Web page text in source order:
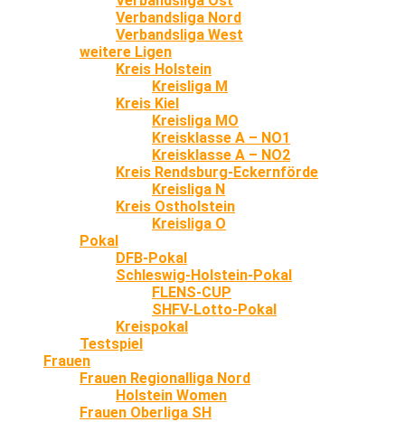
Verbandsliga Nord
Verbandsliga West
weitere Ligen
Kreis Holstein
Kreisliga M
Kreis Kiel
Kreisliga MO
Kreisklasse A – NO1
Kreisklasse A – NO2
Kreis Rendsburg-Eckernförde
Kreisliga N
Kreis Ostholstein
Kreisliga O
Pokal
DFB-Pokal
Schleswig-Holstein-Pokal
FLENS-CUP
SHFV-Lotto-Pokal
Kreispokal
Testspiel
Frauen
Frauen Regionalliga Nord
Holstein Women
Frauen Oberliga SH